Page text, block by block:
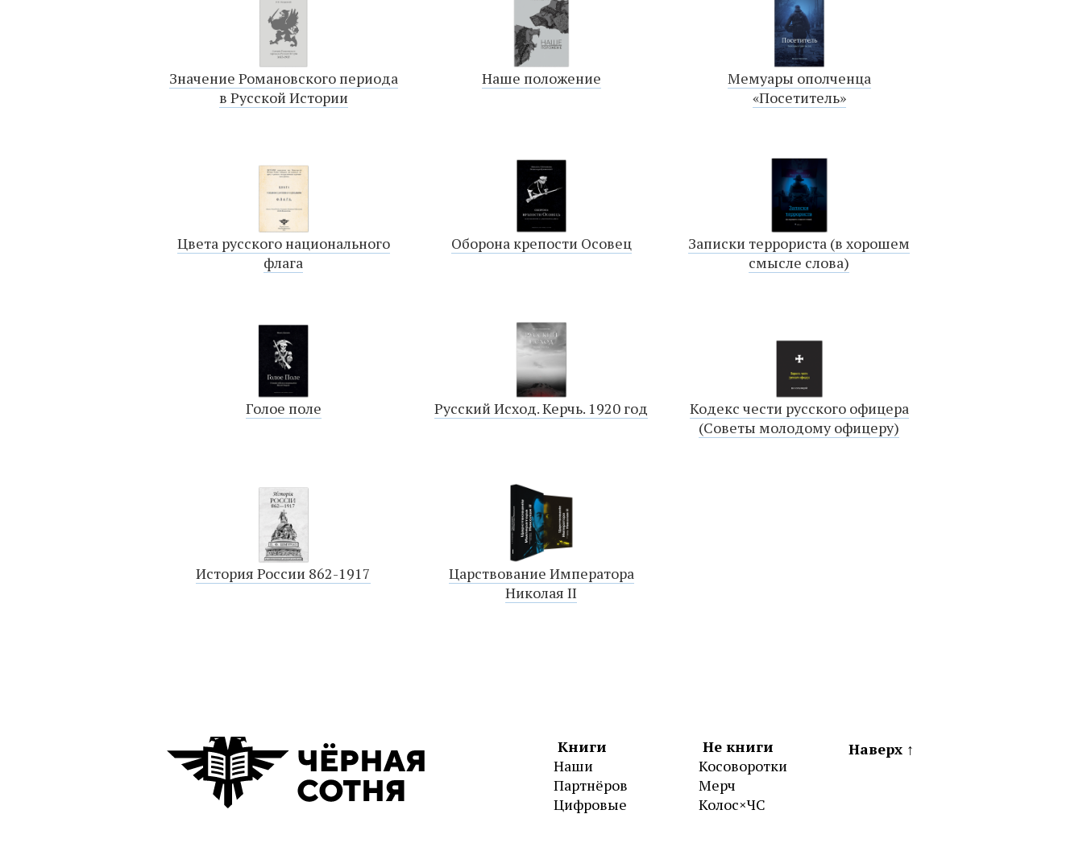
Значение Романовского периода
в Русской Истории
Наше положение
Мемуары ополченца
«Посетитель»
Цвета русского национального
флага
Оборона крепости Осовец
Записки террориста (в хорошем
смысле слова)
Голое поле Русский Исход. Керчь. 1920 год
Кодекс чести русского офицера
(Советы молодому офицеру)
История России 862-1917
Царствование Императора
Николая II
Книги
Наши
Партнёров
Цифровые
Не книги
Косоворотки
Мерч
Колос×ЧС
Наверх ↑